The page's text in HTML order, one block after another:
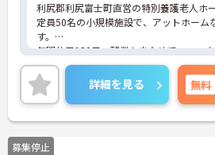
利尻郡利尻富士町直営の特別養護老人ホー
定員50名の小規模施設で、アットホーム
す。
年間休日120日、残業も少なめで、ワー
ランスも大切にしていただけます。
寮や保育所等利用可能で、福利厚生も◎
ご興味のある方には、面接対策ポイント
に詳細をお話しいたしますのでお気軽に
さい！
詳細を見る 無料
募集停止